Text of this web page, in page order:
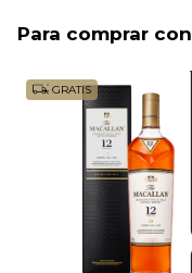
Para comprar
GRATIS